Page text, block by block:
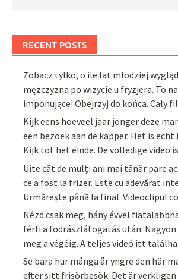
RECENT POSTS
Zobacz tylko, o ile lat młodziej
mężczyzna po wizycie u fryzjera. To
imponujące! Obejrzyj do końca. Cały
Kijk eens hoeveel jaar jonger deze
een bezoek aan de kapper. Het is
Kijk tot het einde. De volledige video
Uite cât de mulți ani mai tânăr pare
ce a fost la frizer. Este cu adevărat
Urmărește până la final. Videoclipul
Nézd csak meg, hány évvel
férfi a fodrászlátogatás után. Nagyon
meg a végéig. A teljes videó itt
Se bara hur många år yngre den här
efter sitt frisörbesök. Det är